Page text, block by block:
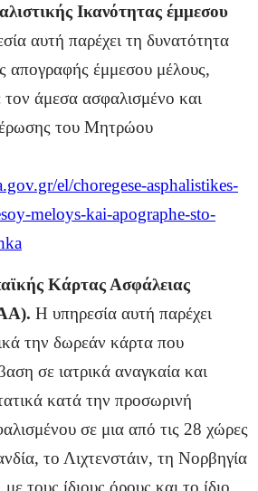
Ικανότητας έμμεσου
αυτή παρέχει τη δυνατότητα
απογραφής έμμεσου μέλους,
άμεσα ασφαλισμένο και
του Μητρώου
el/choregese-asphalistikes-
meloys-kai-apographe-sto-
Κάρτας Ασφάλειας
Η υπηρεσία αυτή παρέχει
την δωρεάν κάρτα που
σε ιατρικά αναγκαία και
κατά την προσωρινή
σε μια από τις 28 χώρες
το Λιχτενστάιν, τη Νορβηγία
τους ίδιους όρους και το ίδιο